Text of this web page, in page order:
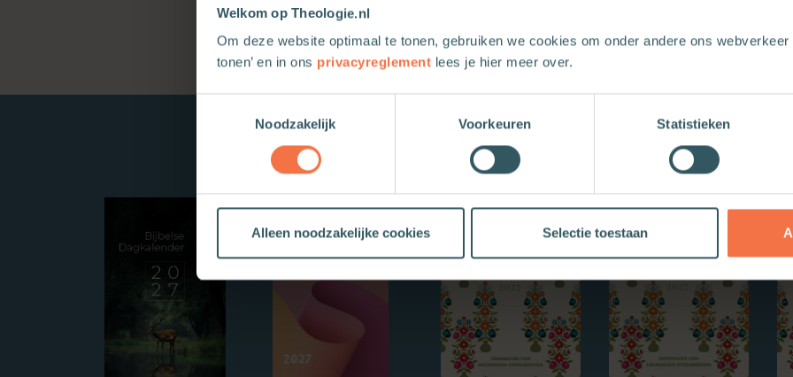
Welkom op Theologie.nl
Om deze website optimaal te tonen, gebruiken we cookies om onder andere ons webverkeer
tonen’ en in ons privacyreglement lees je hier meer over.
Noodzakelijk
Voorkeuren Statistieken
Alleen noodzakelijke cookies Selectie toestaan
Nieuwe boeken